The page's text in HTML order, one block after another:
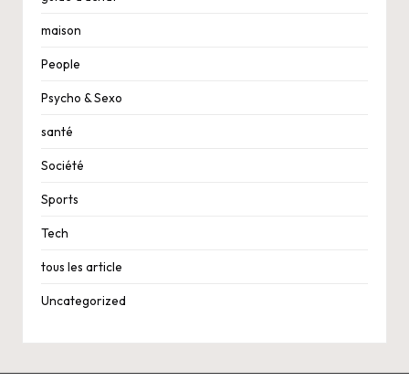
maison
People
Psycho & Sexo
santé
Société
Sports
Tech
tous les article
Uncategorized